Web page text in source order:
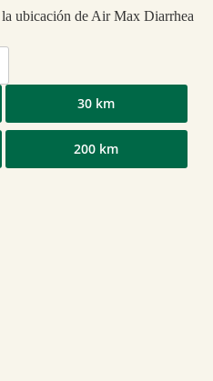
ubicación de Air Max Diarrhea
30 km
200 km